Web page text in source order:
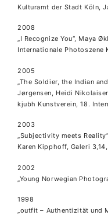
Kulturamt der Stadt Köln,
2008
„I Recognize You“, Maya
Internationale Photoszene
2005
„The Soldier, the Indian
Jørgensen, Heidi
kjubh Kunstverein, 18.
2003
„Subjectivity meets
Karen Kipphoff, Galeri
2002
„Young Norwegian
1998
„outfit – Authentizität und